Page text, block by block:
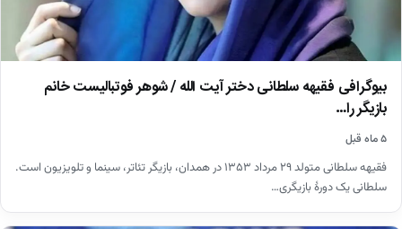
بیوگرافی فقیهه سلطانی دختر آیت الله / شوهر فوتبالیست خانم
بازیگر را…
۵ ماه قبل
فقیهه سلطانی متولد ۲۹ مرداد ۱۳۵۳ در همدان، بازیگر تئاتر، سینما و تلویزیون است.
سلطانی یک دورهٔ بازیگری…